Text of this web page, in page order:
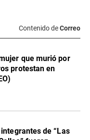
Contenido deCorreo
que murió por
protestan en
de “Las